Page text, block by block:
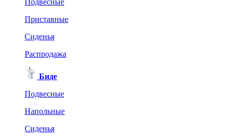
Приставные
Сиденья
Распродажа
Биде
Подвесные
Напольные
Сиденья